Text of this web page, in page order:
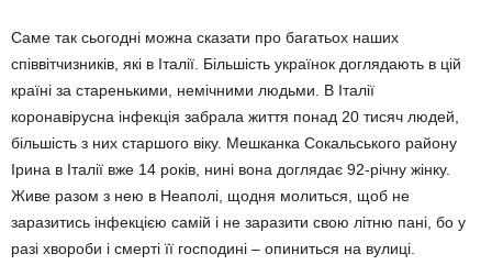
Саме так сьогодні можна сказати про бага­тьох наших
співвітчизників, які в Італії. Більшість українок доглядають в цій
країні за старенькими, немічними людьми. В Італії
коронавірусна інфекція забрала життя понад 20 тисяч людей,
більшість з них старшого віку. Мешканка Сокальського району
Ірина в Італії вже 14 років, нині вона доглядає 92-річну жінку.
Живе разом з нею в Неаполі, щодня молиться, щоб не
заразитись інфек­цією самій і не заразити свою літню пані, бо у
разі хвороби і смерті її господині – опиниться на вулиці.